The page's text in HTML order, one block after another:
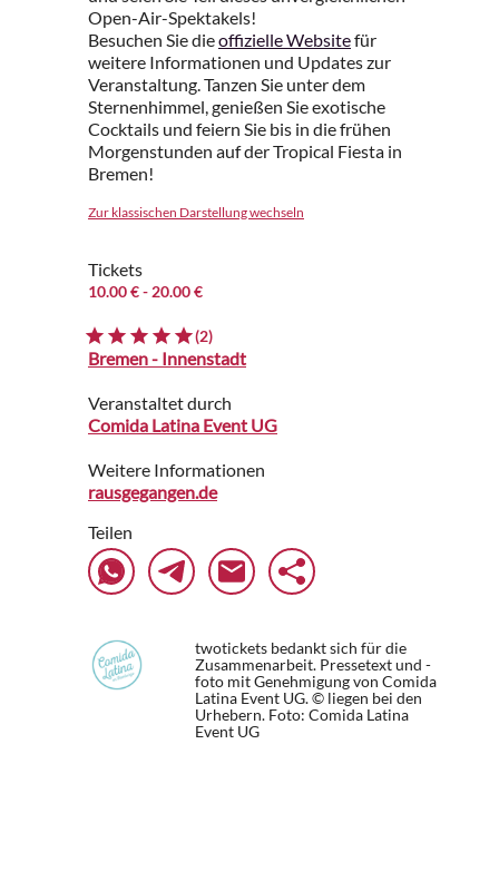
Open-Air-Spektakels!
Besuchen Sie dieoffizielle Websitefür
weitere Informationen und Updates zur
Veranstaltung. Tanzen Sie unter dem
Sternenhimmel, genießen Sie exotische
Cocktails und feiern Sie bis in die frühen
Morgenstunden auf der Tropical Fiesta in
Bremen!
Zur klassischen Darstellung wechseln
Tickets
10.00 €- 20.00 €
(2)
Bremen - Innenstadt
Veranstaltet durch
Comida Latina Event UG
Weitere Informationen
rausgegangen.de
Teilen
twotickets bedankt sich für die
Zusammenarbeit. Pressetext und -
foto mit Genehmigung von Comida
Latina Event UG. © liegen bei den
Urhebern. Foto: Comida Latina
Event UG